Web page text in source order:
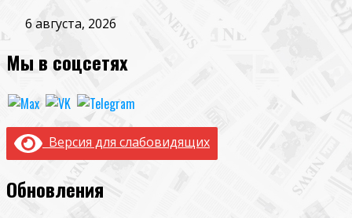
6 августа, 2026
Мы в соцсетях
Версия для слабовидящих
Обновления